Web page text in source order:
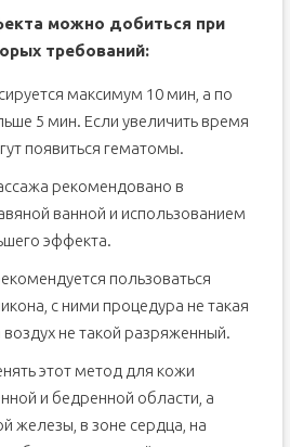
можно добиться при
требований:
максимум 10 мин, а по
5 мин. Если увеличить время
появиться гематомы.
рекомендовано в
ванной и использованием
эффекта.
пользоваться
с ними процедура не такая
воздух не такой разряженный.
этот метод для кожи
и бедренной области, а
железы, в зоне сердца, на